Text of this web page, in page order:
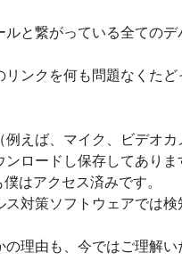
と繋がっている全ての
ンクを何も問題なくたど
えば、マイク、ビデオカ
ロードし保存してありま
はアクセス済みです。
対策ソフトウェアでは検
理由も、今ではご理解い